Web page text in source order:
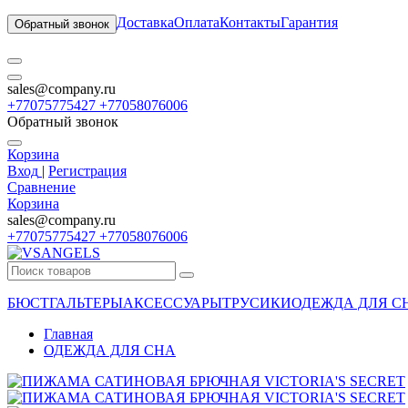
Обратный звонок ДоставкаОплатаКонтактыГарантия
sales@company.ru
+77075775427 +77058076006
Обратный звонок
Корзина
Вход | Регистрация
Сравнение
Корзина
sales@company.ru
+77075775427 +77058076006
БЮСТГАЛЬТЕРЫАКСЕССУАРЫТРУСИКИОДЕЖДА ДЛЯ
Главная
ОДЕЖДА ДЛЯ СНА